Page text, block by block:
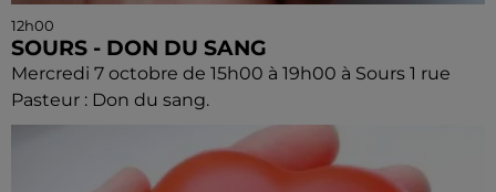
12h00
SOURS - DON DU SANG
Mercredi 7 octobre de 15h00 à 19h00 à Sours 1 rue
Pasteur : Don du sang.